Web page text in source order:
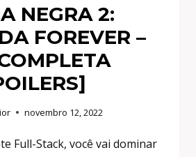
NEGRA 2:
FOREVER –
novembro 12, 2022
Full-Stack, você vai dominar